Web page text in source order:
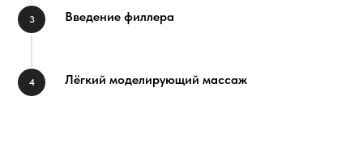
Введение филлера
Лёгкий моделирующий массаж